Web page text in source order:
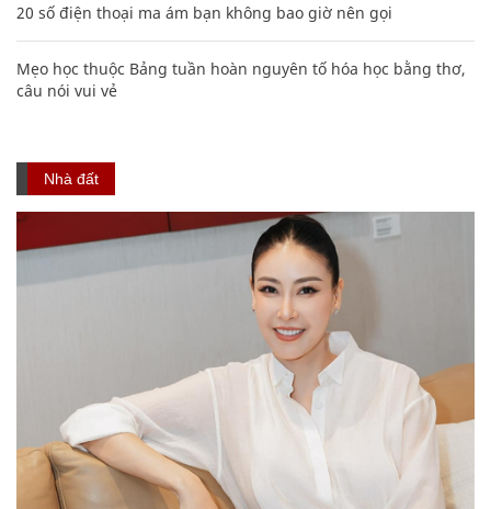
20 số điện thoại ma ám bạn không bao giờ nên gọi
Mẹo học thuộc Bảng tuần hoàn nguyên tố hóa học bằng thơ,
câu nói vui vẻ
Nhà đất